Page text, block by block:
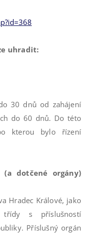
uhradit:
30 dnů od zahájení
do 60 dnů. Do této
kterou bylo řízení
dotčené orgány)
Hradec Králové, jako
třídy s příslušností
Příslušný orgán